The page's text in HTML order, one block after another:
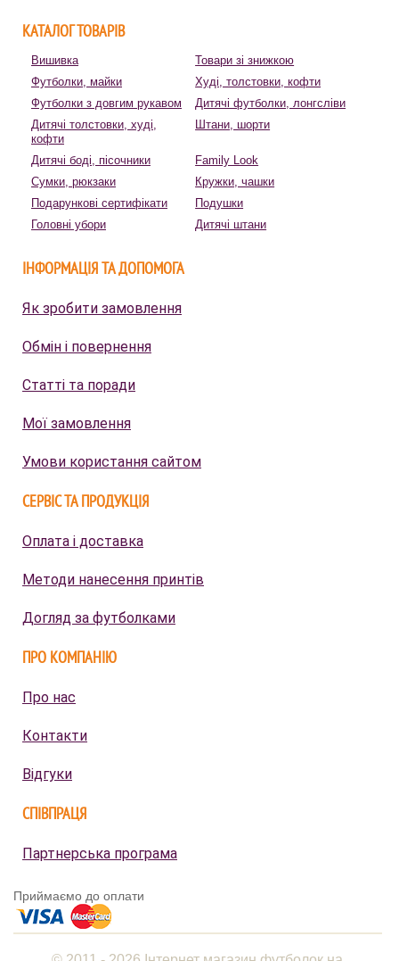
КАТАЛОГ ТОВАРІВ
Вишивка
Товари зі знижкою
Футболки, майки
Худі, толстовки, кофти
Футболки з довгим рукавом
Дитячі футболки, лонгсліви
Дитячі толстовки, худі,
кофти
Штани, шорти
Дитячі боді, пісочники
Family Look
Сумки, рюкзаки
Кружки, чашки
Подарункові сертифікати
Подушки
Головні убори
Дитячі штани
ІНФОРМАЦІЯ ТА ДОПОМОГА
Як зробити замовлення
Обмін і повернення
Статті та поради
Мої замовлення
Умови користання сайтом
СЕРВІС ТА ПРОДУКЦІЯ
Оплата і доставка
Методи нанесення принтів
Догляд за футболками
ПРО КОМПАНІЮ
Про нас
Контакти
Відгуки
СПІВПРАЦЯ
Партнерська програма
Приймаємо до оплати